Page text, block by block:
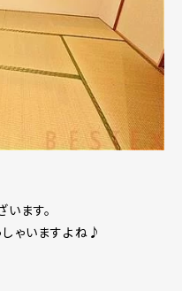
ます。
しゃいますよね♪